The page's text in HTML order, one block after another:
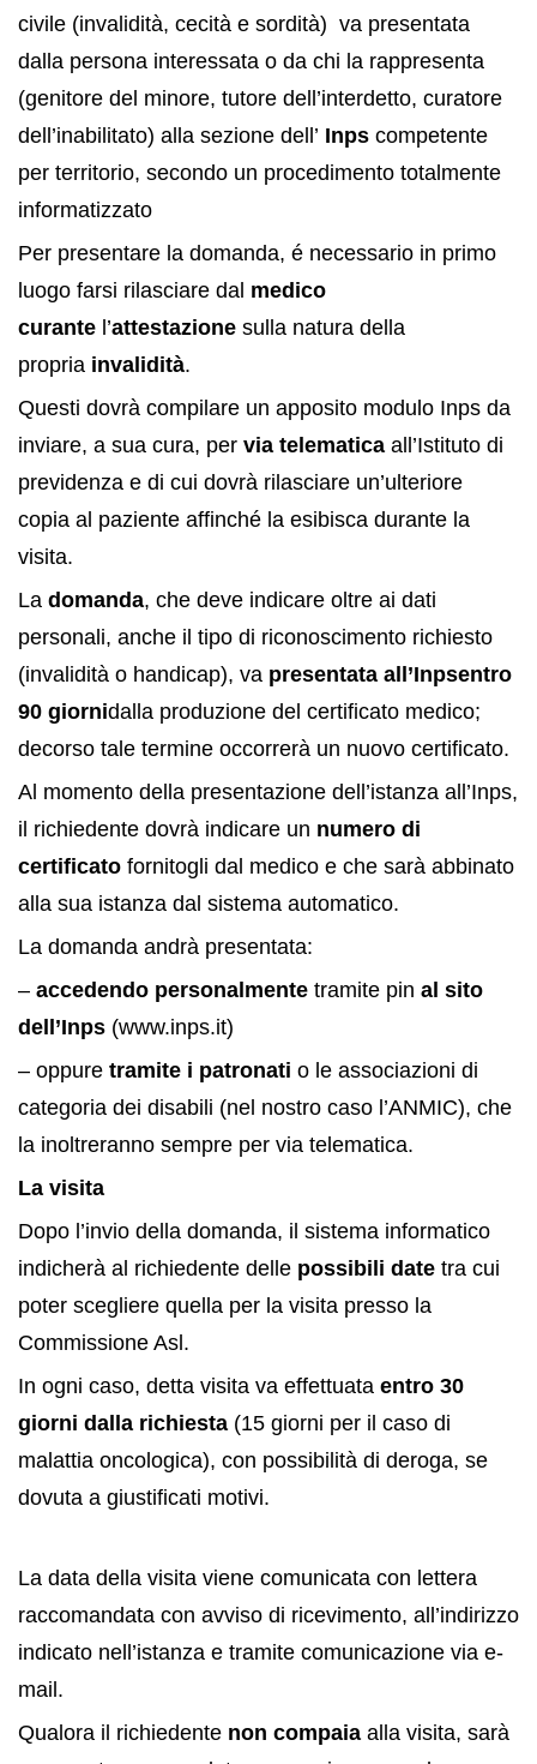
civile (invalidità, cecità e sordità) va presentata
dalla persona interessata o da chi la rappresenta
(genitore del minore, tutore dell’interdetto, curatore
dell’inabilitato) alla sezione dell’ Inps competente
per territorio, secondo un procedimento totalmente
informatizzato
Per presentare la domanda, é necessario in primo
luogo farsi rilasciare dal medico
curante l’attestazione sulla natura della
propria invalidità.
Questi dovrà compilare un apposito modulo Inps da
inviare, a sua cura, per via telematica all’Istituto di
previdenza e di cui dovrà rilasciare un’ulteriore
copia al paziente affinché la esibisca durante la
visita.
La domanda, che deve indicare oltre ai dati
personali, anche il tipo di riconoscimento richiesto
(invalidità o handicap), va presentata all’Inpsentro
90 giornidalla produzione del certificato medico;
decorso tale termine occorrerà un nuovo certificato.
Al momento della presentazione dell’istanza all’Inps,
il richiedente dovrà indicare un numero di
certificato fornitogli dal medico e che sarà abbinato
alla sua istanza dal sistema automatico.
La domanda andrà presentata:
– accedendo personalmente tramite pin al sito
dell’Inps (www.inps.it)
– oppure tramite i patronati o le associazioni di
categoria dei disabili (nel nostro caso l’ANMIC), che
la inoltreranno sempre per via telematica.
La visita
Dopo l’invio della domanda, il sistema informatico
indicherà al richiedente delle possibili date tra cui
poter scegliere quella per la visita presso la
Commissione Asl.
In ogni caso, detta visita va effettuata entro 30
giorni dalla richiesta (15 giorni per il caso di
malattia oncologica), con possibilità di deroga, se
dovuta a giustificati motivi.
La data della visita viene comunicata con lettera
raccomandata con avviso di ricevimento, all’indirizzo
indicato nell’istanza e tramite comunicazione via e-
mail.
Qualora il richiedente non compaia alla visita, sarà